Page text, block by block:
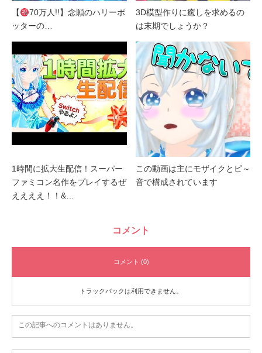
【
70万人!!】念願のハリーポ
ッターの…
3D模型作りに癒しを求めるの
は末期でしょうか？
1時間に拡大生配信！スーパー
ファミコン名作をプレイするぜ
ええええ！！&…
この動画は主にモザイクとピ～
音で構成されています
コメント
コメント (0)
トラックバックは利用できません。
この記事へのコメントはありません。